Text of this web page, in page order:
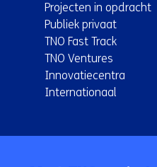
Projecten in opdracht
Publiek privaat
TNO Fast Track
TNO Ventures
Innovatiecentra
Internationaal